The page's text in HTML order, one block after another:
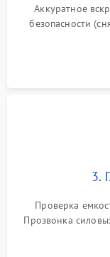
Аккуратное
безопасности
и кистей для
3.
Проверка
Прозвонка
переключения и